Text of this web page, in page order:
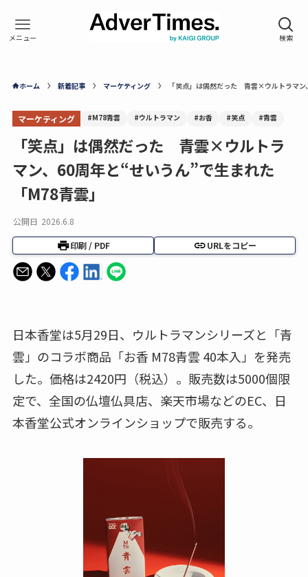
ホーム 新着記事 マーケティング 「笑点」は偶然だった 青雲×ウルトラマ
マーケティング #M78青雲 #ウルトラマン #お香 #笑点 #青雲
「笑点」は偶然だった 青雲×ウルトラ
マン、60周年と“せいうん”で生まれた
「M78青雲」
公開日 2026.6.8
印刷 / PDF URLをコピー
日本香堂は5月29日、ウルトラマンシリーズと「青
雲」のコラボ商品「お香 M78青雲 40本入」を発売
した。価格は2420円（税込）。販売数は5000個限
定で、全国の仏壇仏具店、楽天市場などのEC、日
本香堂公式オンラインショップで販売する。